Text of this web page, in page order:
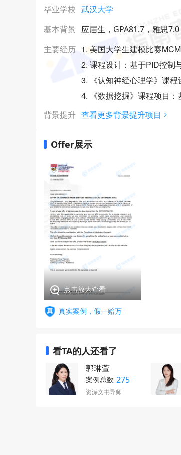
毕业学校 武汉大学
基本背景 应届生，GPA81.7，雅思7.0
主要经历 1. 美国大学生建模比赛
2. 课程设计：基于PID控制
3. 《认知神经心理学》课
4. 《数据挖掘》课程项目
背景提升 查看更多背景提升项目
Offer展示
点击放大查看
真实案例，假一赔万
看TA的人还看了
郭琳萱
案例总数 275
资深文书导师